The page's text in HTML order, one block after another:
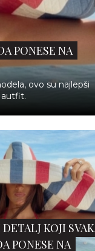
slamnatog šešira do
modela, ovo su
koji...